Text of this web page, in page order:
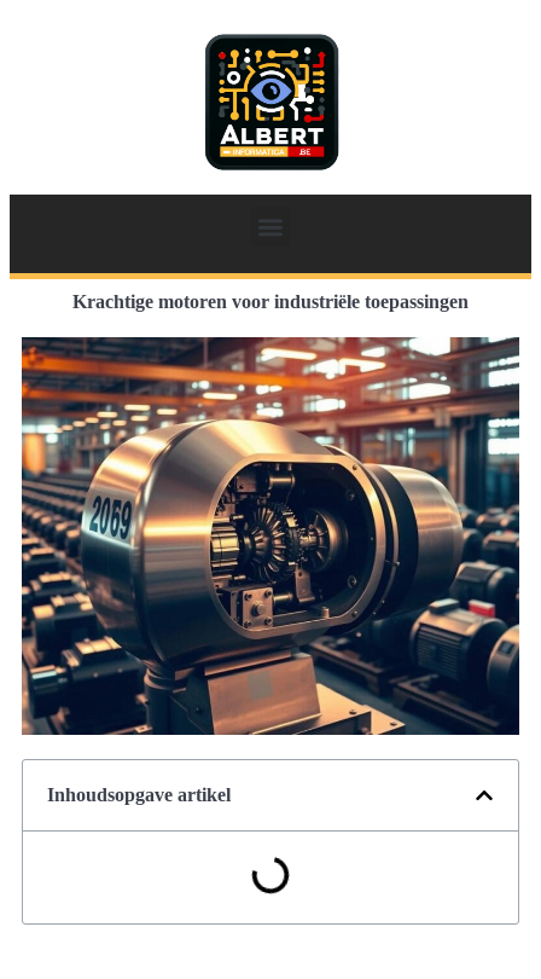
Krachtige motoren voor industriële toepassingen
Inhoudsopgave artikel